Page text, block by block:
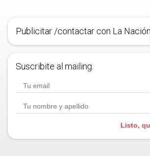
Publicitar /contactar con La Nación
Suscribite al mailing.
Listo,